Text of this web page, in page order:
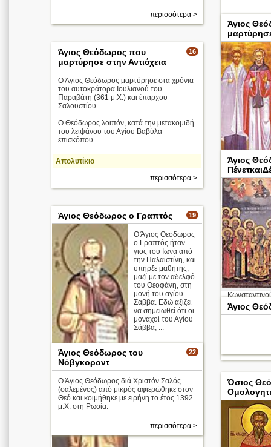
Απολυτίκιο
περισσότερα >
Άγιος
αρνήθηκαν
16
Άγιος Θεόδωρος που
μαρτύρησε στην Αντιόχεια
Ο Άγιος Θεόδωρος μαρτύρησε στα χρόνια
του αυτοκράτορα Ιουλιανού του
Παραβάτη (361 μ.Χ.) και έπαρχου
Σαλουστίου.
Ο Θεόδωρος λοιπόν, κατά την μετακομιδή
του λειψάνου του Αγίου Βαβύλα
επισκόπου ...
Απολυτίκιο
περισσότερα >
Άγιος
Παραβάτης
Βασίλειος,
19
Άγιος Θεόδωρος ο Γραπτός
Ο Άγιος Θεόδωρος
ο Γραπτός ήταν
γιος του Ιωνά από
την Παλαιστίνη, και
υπήρξε μαθητής,
μαζί με τον αδελφό
του Θεοφάνη, στη
μονή του αγίου
Σάββα. Εδώ αξίζει
να σημειωθεί ότι οι
μοναχοί του Αγίου
Σάββα, ...
Άγιος
22
Άγιος Θεόδωρος του
Νόβγκοροντ
Ο Άγιος Θεόδωρος διά Χριστόν Σαλός
(σαλεμένος) από μικρός αφιερώθηκε στον
Θεό και κοιμήθηκε με ειρήνη το έτος 1392
μ.Χ. στη Ρωσία.
περισσότερα >
Όσιος